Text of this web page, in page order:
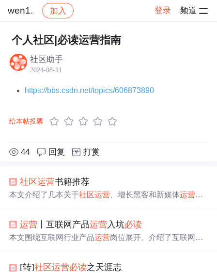
wen1. 加入 登录 频道
社区 wen1. 运营指南
个人社区|必读运营指南
社区助手
2024-08-31
https://bbs.csdn.net/topics/606873890
给本帖投票
44 回复 打赏
社区运营书籍推荐
本文介绍了几本关于社区运营 、增长黑客和新媒体运营的
具备的流程化、杠杆化、精细化和生态化思维。同时提到
了《人人都是产品经理》2.0对于运营人员的价值，并推荐
运营 丨互联网产品运营 入坑必读
本文围绕互联网行业产品运营岗位展开。介绍了互联网行
注意点，如区分互联网与非互联网公司、不同行业要求差
[转]社区运营必读之天涯志